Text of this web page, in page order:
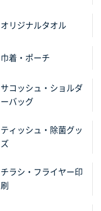
オリジナルタオル
巾着・ポーチ
サコッシュ・ショルダ
ーバッグ
ティッシュ・除菌グッ
ズ
チラシ・フライヤー印
刷